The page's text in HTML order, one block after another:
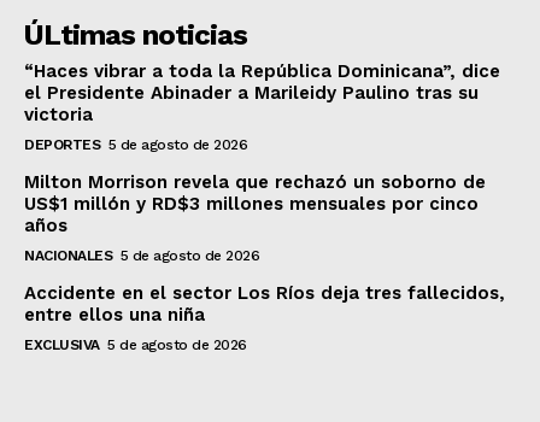
ÚLtimas noticias
“Haces vibrar a toda la República Dominicana”, dice
el Presidente Abinader a Marileidy Paulino tras su
victoria
DEPORTES 5 de agosto de 2026
Milton Morrison revela que rechazó un soborno de
US$1 millón y RD$3 millones mensuales por cinco
años
NACIONALES 5 de agosto de 2026
Accidente en el sector Los Ríos deja tres fallecidos,
entre ellos una niña
EXCLUSIVA 5 de agosto de 2026